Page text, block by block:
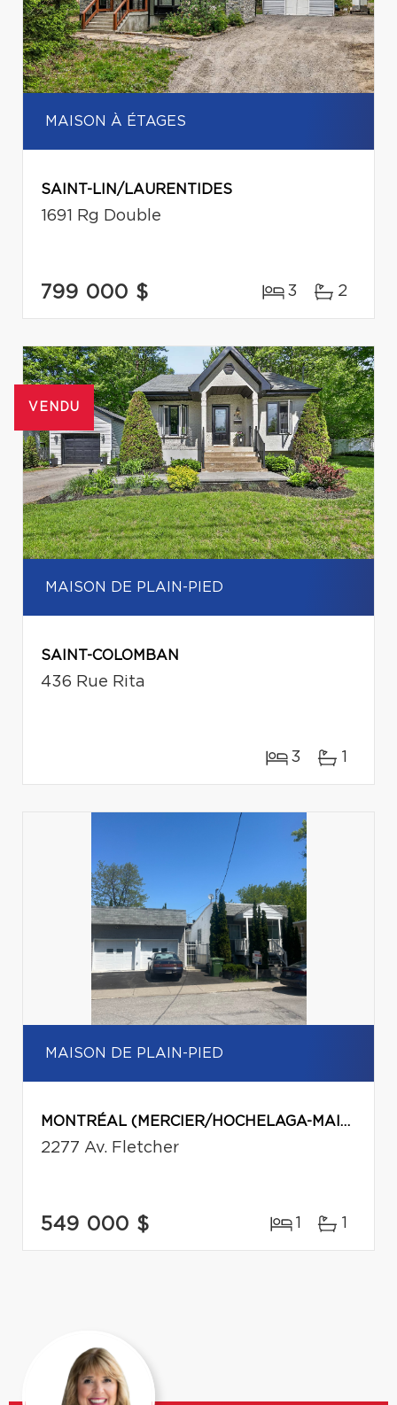
MAISON À ÉTAGES
SAINT-LIN/LAURENTIDES
1691 Rg Double
799 000 $ 3 2
VENDU
MAISON DE PLAIN-PIED
SAINT-COLOMBAN
436 Rue Rita
3 1
MAISON DE PLAIN-PIED
MONTRÉAL (MERCIER/HOCHELAGA-MAISONNEUVE)
2277 Av. Fletcher
549 000 $ 1 1